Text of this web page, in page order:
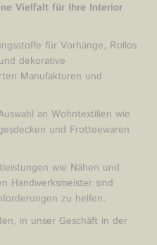
Vielfalt für Ihre Interior
für Vorhänge, Rollos
dekorative
Manufakturen und
an Wohntextilien wie
und Frotteewaren
wie Nähen und
Handwerksmeister sind
zu helfen.
in unser Geschäft in der